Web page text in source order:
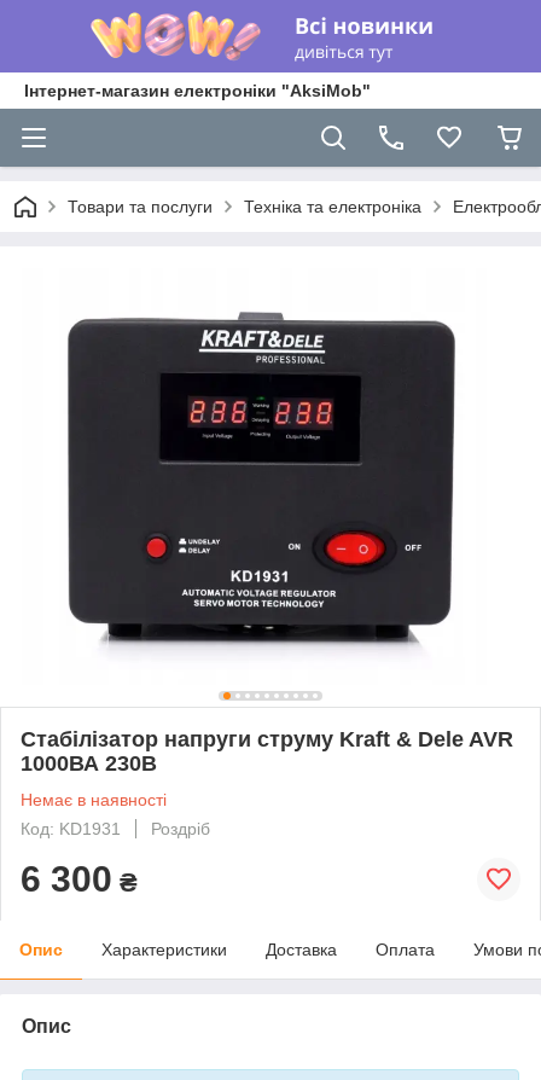
Інтернет-магазин електроніки "AksiMob"
Товари та послуги Техніка та електроніка
Стабілізатор напруги струму Kraft & Dele AVR
1000ВА 230В
Немає в наявності
Код: KD1931
Роздріб
6 300 ₴
Опис Характеристики Доставка Оплата Умови
Опис